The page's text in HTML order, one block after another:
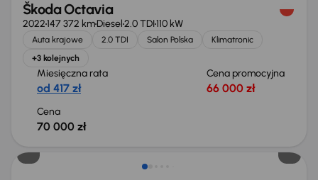
Škoda Octavia
2022147 372 kmDiesel2.0 TDI110 kW
Auta krajowe 2.0 TDI Salon Polska
Klimatronic
+3 kolejnych
Miesięczna rata
od 417 zł
Cena promocyjna
66 000 zł
Cena
70 000 zł